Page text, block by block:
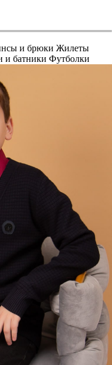
и брюки Жилеты
и батники Футболки